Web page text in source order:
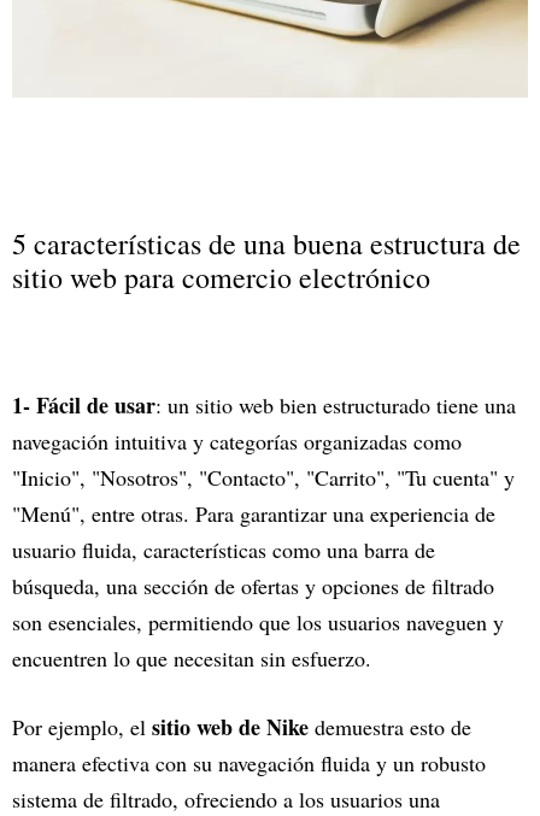
5 características de una buena estructura de
sitio web para comercio electrónico
1- Fácil de usar: un sitio web bien estructurado tiene una
navegación intuitiva y categorías organizadas como
"Inicio", "Nosotros", "Contacto", "Carrito", "Tu cuenta" y
"Menú", entre otras. Para garantizar una experiencia de
usuario fluida, características como una barra de
búsqueda, una sección de ofertas y opciones de filtrado
son esenciales, permitiendo que los usuarios naveguen y
encuentren lo que necesitan sin esfuerzo.
Por ejemplo, el sitio web de Nike demuestra esto de
manera efectiva con su navegación fluida y un robusto
sistema de filtrado, ofreciendo a los usuarios una